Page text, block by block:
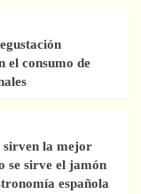
el consumo de
sirven la mejor
se sirve el jamón
española